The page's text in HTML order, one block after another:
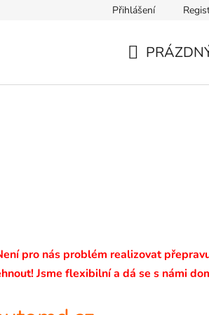
Přihlášení
pro nás problém realizovat
Jsme flexibilní a dá se s námi